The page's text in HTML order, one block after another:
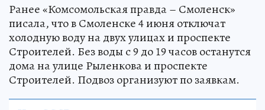
Ранее «Комсомольская правда – Смоленск»
писала, что в Смоленске 4 июня отключат
холодную воду на двух улицах и проспекте
Строителей. Без воды с 9 до 19 часов останутся
дома на улице Рыленкова и проспекте
Строителей. Подвоз организуют по заявкам.